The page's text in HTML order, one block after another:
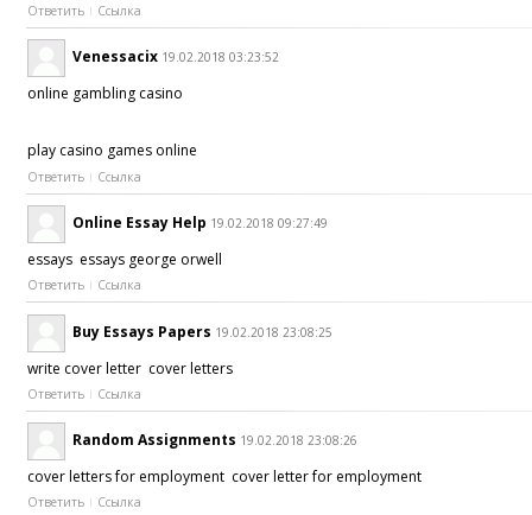
Ответить Ссылка
Venessacix 19.02.2018 03:23:52
online gambling casino
play casino games online
Ответить Ссылка
Online Essay Help 19.02.2018 09:27:49
essays essays george orwell
Ответить Ссылка
Buy Essays Papers 19.02.2018 23:08:25
write cover letter cover letters
Ответить Ссылка
Random Assignments 19.02.2018 23:08:26
cover letters for employment cover letter for employment
Ответить Ссылка